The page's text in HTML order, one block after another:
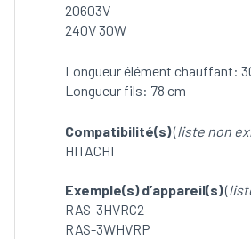
/
RAS-
/
RAS-
(Référence:
P32088)
20603V
240V 30W
Longueur élément chauffant:
Longueur fils: 78 cm
Compatibilité(s)(liste non
HITACHI
Exemple(s) d’appareil(s)(
RAS-3HVRC2
RAS-3WHVRP